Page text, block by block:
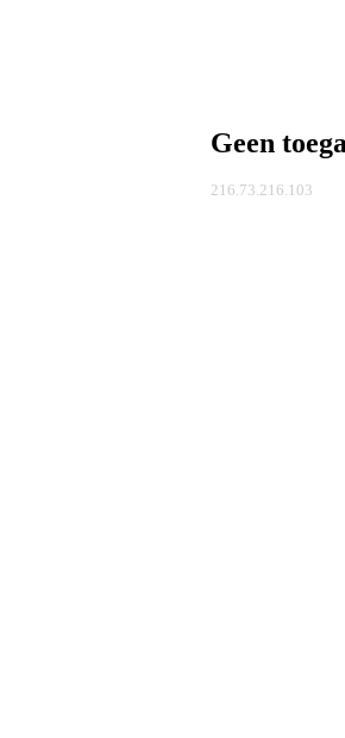
Geen
216.73.216.103